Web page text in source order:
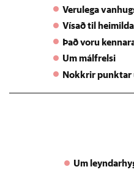
Verulega
Vísað til heimilda
Það voru
Um málfrelsi
Nokkrir punktar
Um